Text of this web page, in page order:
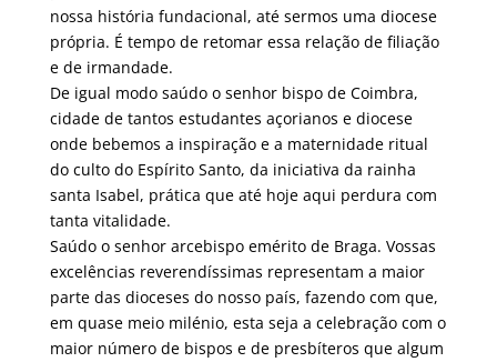
nossa história fundacional, até sermos uma diocese
própria. É tempo de retomar essa relação de filiação
e de irmandade.
De igual modo saúdo o senhor bispo de Coimbra,
cidade de tantos estudantes açorianos e diocese
onde bebemos a inspiração e a maternidade ritual
do culto do Espírito Santo, da iniciativa da rainha
santa Isabel, prática que até hoje aqui perdura com
tanta vitalidade.
Saúdo o senhor arcebispo emérito de Braga. Vossas
excelências reverendíssimas representam a maior
parte das dioceses do nosso país, fazendo com que,
em quase meio milénio, esta seja a celebração com o
maior número de bispos e de presbíteros que algum